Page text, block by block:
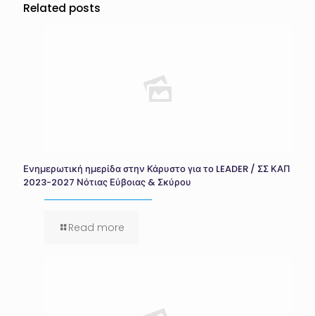
Related posts
Ενημερωτική ημερίδα στην Κάρυστο για το LEADER / ΣΣ ΚΑΠ
2023-2027 Νότιας Εύβοιας & Σκύρου
Read more